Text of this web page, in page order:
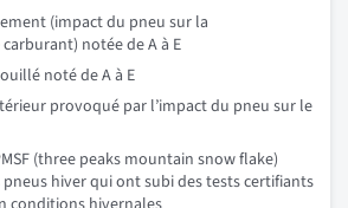
(impact du pneu sur la
notée de A à E
noté de A à E
provoqué par l’impact du pneu sur le
(three peaks mountain snow flake)
hiver qui ont subi des tests certifiants